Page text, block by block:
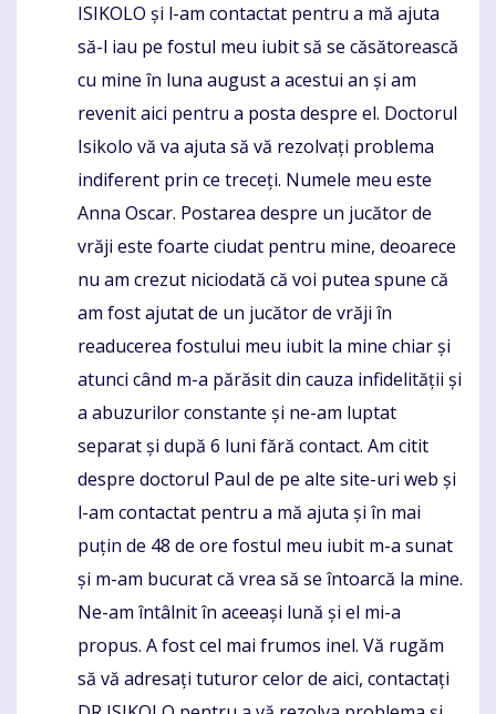
ISIKOLO și l-am contactat pentru a mă ajuta
să-l iau pe fostul meu iubit să se căsătorească
cu mine în luna august a acestui an și am
revenit aici pentru a posta despre el. Doctorul
Isikolo vă va ajuta să vă rezolvați problema
indiferent prin ce treceți. Numele meu este
Anna Oscar. Postarea despre un jucător de
vrăji este foarte ciudat pentru mine, deoarece
nu am crezut niciodată că voi putea spune că
am fost ajutat de un jucător de vrăji în
readucerea fostului meu iubit la mine chiar și
atunci când m-a părăsit din cauza infidelității și
a abuzurilor constante și ne-am luptat
separat și după 6 luni fără contact. Am citit
despre doctorul Paul de pe alte site-uri web și
l-am contactat pentru a mă ajuta și în mai
puțin de 48 de ore fostul meu iubit m-a sunat
și m-am bucurat că vrea să se întoarcă la mine.
Ne-am întâlnit în aceeași lună și el mi-a
propus. A fost cel mai frumos inel. Vă rugăm
să vă adresați tuturor celor de aici, contactați